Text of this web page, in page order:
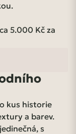
5.000 Kč za
kus historie
a barev.
s